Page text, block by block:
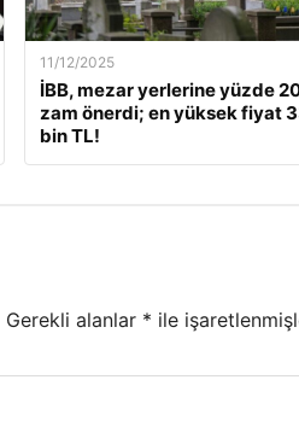
11/12/2025
İBB, mezar yerlerine yüzde
zam önerdi; en yüksek fiyat
bin TL!
Gerekli alanlar * ile